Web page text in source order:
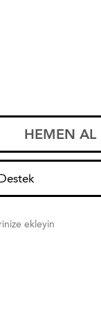
HEMEN AL
ekleyin